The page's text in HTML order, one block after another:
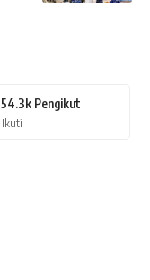
54.3k Pengikut
Ikuti